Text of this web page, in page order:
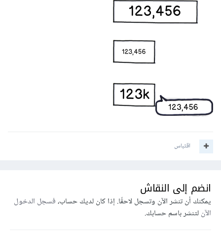
اقتباس
انضم إلى النقاش
يمكنك أن تنشر الآن وتسجل لاحقًا. إذا كان لديك حساب،فسجل الدخول
الآنلتنشر باسم حسابك.